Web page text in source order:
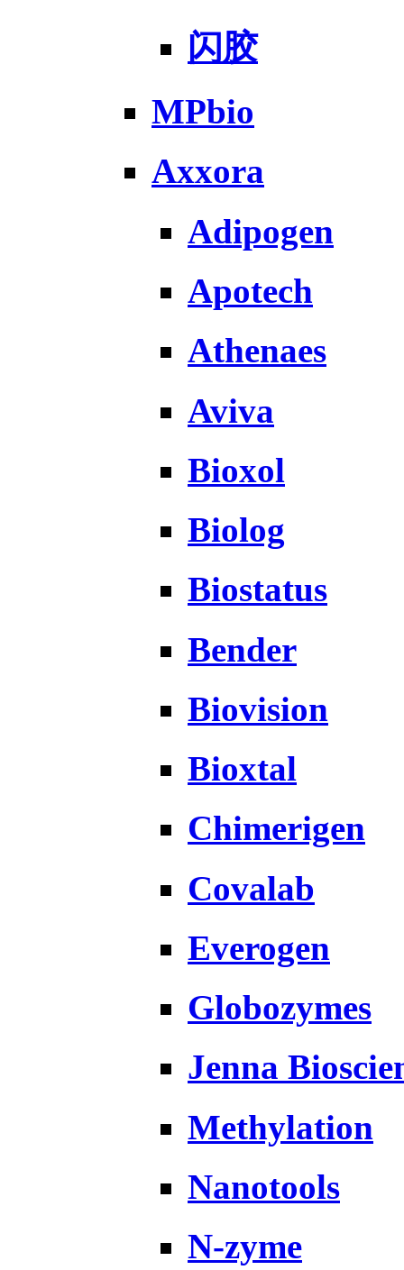
闪胶
MPbio
Axxora
Adipogen
Apotech
Athenaes
Aviva
Bioxol
Biolog
Biostatus
Bender
Biovision
Bioxtal
Chimerigen
Covalab
Everogen
Globozymes
Jenna
Methylation
Nanotools
N-zyme